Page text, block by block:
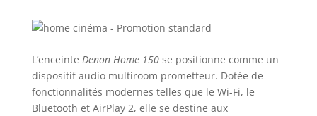
L’enceinte Denon Home 150se positionne comme un
dispositif audio multiroom prometteur. Dotée de
fonctionnalités modernes telles que le Wi-Fi, le
Bluetooth et AirPlay 2, elle se destine aux